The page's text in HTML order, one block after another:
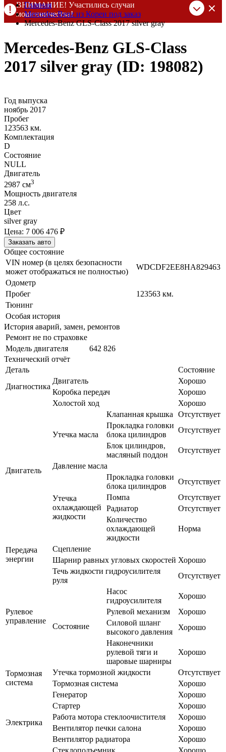
ВНИМАНИЕ! Участились случаи
мошенничества!
Компания DSS Group принимает оплату за свои услуги только
При любых подозрениях, свяжитесь с нами по официальным
контактам, указанным в соц сетях и на сайте
Главная
Mercedes-Benz из Кореи под заказ
Mercedes-Benz GLS-Class 2017 silver gray
Mercedes-Benz GLS-Class
2017 silver gray (ID: 198082)
Год выпуска
ноябрь 2017
Пробег
123563 км.
Комплектация
D
Состояние
NULL
Двигатель
2987 cм3
Мощность двигателя
258 л.с.
Цвет
silver gray
Цена: 7 006 476 ₽
Заказать авто
Общее состояние
VIN номер (в целях безопасности
может отображаться не полностью)
WDCDF2EE8HA829463
Одометр
Пробег
123563 км.
Тюнинг
Особая история
История аварий, замен, ремонтов
Ремонт не по страховке
Модель двигателя
642 826
Технический отчёт
Деталь
Состояние
Диагностика
Двигатель
Хорошо
Коробка передач
Хорошо
Двигатель
Холостой ход Хорошо
Утечка масла
Клапанная крышка
Отсутствует
Прокладка головки
блока цилиндров
Отсутствует
Блок цилиндров,
масляный поддон
Отсутствует
Давление масла
Утечка
охлаждающей
жидкости
Прокладка головки
блока цилиндров
Отсутствует
Помпа
Отсутствует
Радиатор
Отсутствует
Количество
охлаждающей
жидкости
Норма
Передача
энергии
Сцепление
Шарнир равных угловых скоростей Хорошо
Рулевое
управление
Течь жидкости гидроусилителя
руля
Отсутствует
Состояние
Насос
гидроусилителя
Хорошо
Рулевой механизм
Хорошо
Силовой шланг
высокого давления
Хорошо
Наконечники
рулевой тяги и
шаровые шарниры
Хорошо
Тормозная
система
Утечка тормозной жидкости
Отсутствует
Тормозная система
Хорошо
Электрика
Генератор
Хорошо
Стартер
Хорошо
Работа мотора стеклоочистителя
Хорошо
Вентилятор печки салона
Хорошо
Вентилятор радиатора
Хорошо